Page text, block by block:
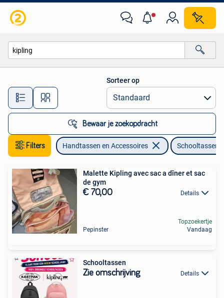
Alle afstanden…
Sorteer op
Bewaar je zoekopdracht
Filters Handtassen en Accessoires Schooltassen
Malette Kipling avec sac a dîner et sac
de gym
€ 70,00 Details
Pepinster
Topzoekertje
Vandaag
Schooltassen
Zie omschrijving Details